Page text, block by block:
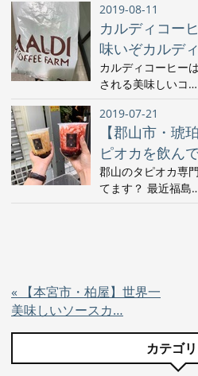
2019-08-11
カルディコー
味いぞカルデ
カルディコーヒー
される美味しいコ…
2019-07-21
【郡山市・琥
ピオカを飲ん
郡山のタピオカ専
てます？ 最近福島
«
【本宮市・柏屋】世界一
美味しいソースカ…
カテゴ